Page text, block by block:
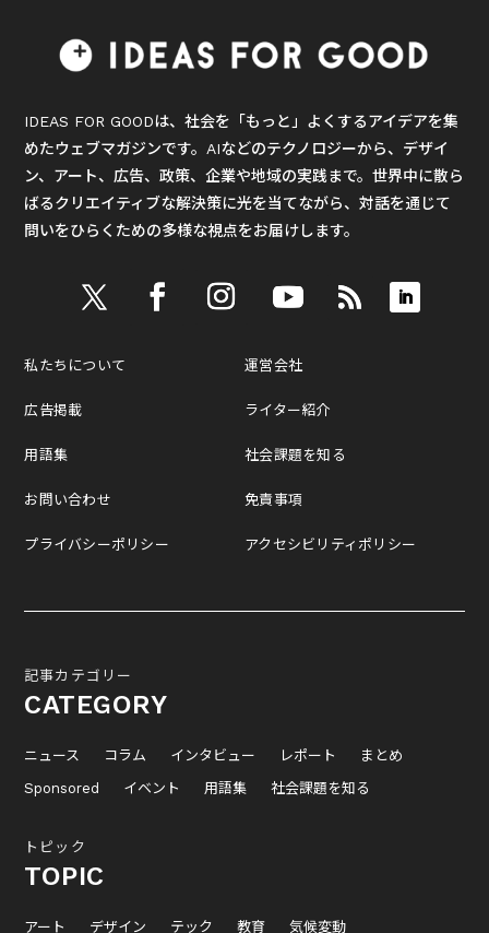
IDEAS FOR GOODは、社会を「もっと」よくするアイデアを集
めたウェブマガジンです。AIなどのテクノロジーから、デザイ
ン、アート、広告、政策、企業や地域の実践まで。世界中に散ら
ばるクリエイティブな解決策に光を当てながら、対話を通じて
問いをひらくための多様な視点をお届けします。
私たちについて
広告掲載
用語集
お問い合わせ
プライバシーポリシー
運営会社
ライター紹介
社会課題を知る
免責事項
アクセシビリティポリシー
記事カテゴリー
CATEGORY
ニュース コラム インタビュー レポート
まとめ
Sponsored
イベント 用語集 社会課題を知る
トピック
TOPIC
アート デザイン テック 教育 気候変動